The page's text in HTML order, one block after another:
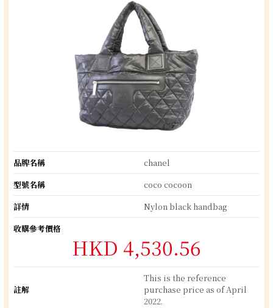
品牌名稱
chanel
型號名稱
coco cocoon
詳情
Nylon black handbag
收購參考價格
HKD 4,530.56
註解
This is the reference
purchase price as of April
2022.